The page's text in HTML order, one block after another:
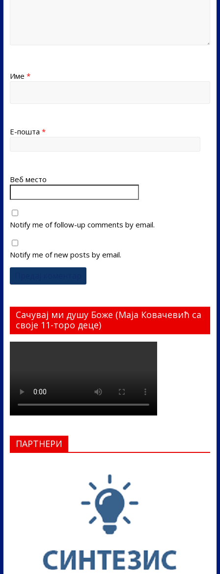
Име *
Е-пошта *
Веб место
Notify me of follow-up comments by email.
Notify me of new posts by email.
Сачувај ми душу Боже (Маја Ковачевић са
своје 11-торо деце)
ПАРТНЕРИ